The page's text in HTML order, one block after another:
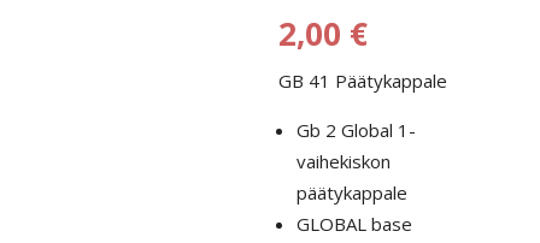
2,00 €
GB 41 Päätykappale
Gb 2 Global 1-
vaihekiskon
päätykappale
GLOBAL base